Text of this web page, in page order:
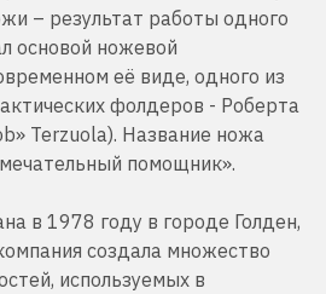
– результат работы одного
основой ножевой
её виде, одного из
фолдеров - Роберта
Terzuola). Название ножа
помощник».
в 1978 году в городе Голден,
создала множество
используемых в